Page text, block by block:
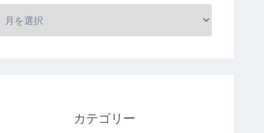
カテゴリー